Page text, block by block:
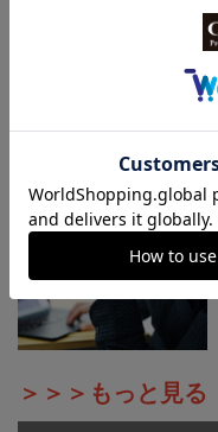
＞＞＞もっと見る